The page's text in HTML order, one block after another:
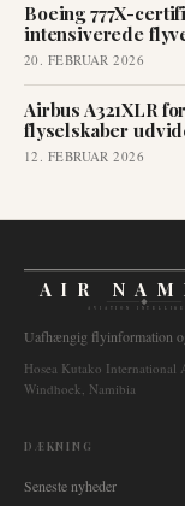
Boeing 777X-
intensiverede
20. FEBRUAR 2026
Airbus A321XLR
flyselskaber
12. FEBRUAR 2026
AIR
AVIATION
Uafhængig flyinformation
Hosea Kutako International
Windhoek, Namibia
DÆKNING
Seneste nyheder